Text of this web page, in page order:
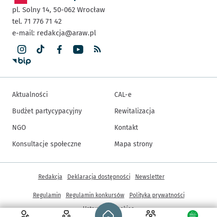
Strona główna - wroclaw.pl
pl. Solny 14, 50-062 Wrocław
tel. 71 776 71 42
e-mail: redakcja@araw.pl
Aktualności
Budżet partycypacyjny
NGO
Konsultacje społeczne
CAL-e
Rewitalizacja
Kontakt
Mapa strony
Inne informacje
Redakcja Deklaracja dostępności Newsletter
Regulamin Regulamin konkursów
Polityka prywatności
Ustawienia cookies